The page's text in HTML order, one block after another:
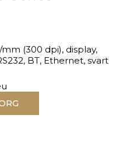
(300 dpi), display,
BT, Ethernet, svart